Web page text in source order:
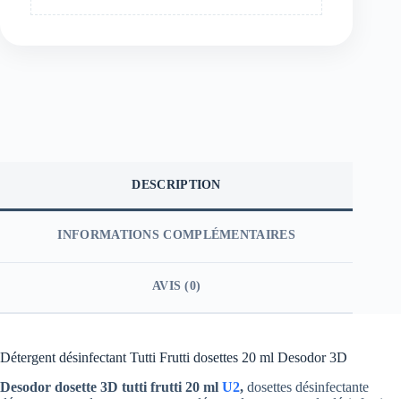
DESCRIPTION
INFORMATIONS COMPLÉMENTAIRES
AVIS (0)
Détergent désinfectant Tutti Frutti dosettes 20 ml Desodor 3D
Desodor dosette 3D tutti frutti 20 ml U2, dosettes désinfectante